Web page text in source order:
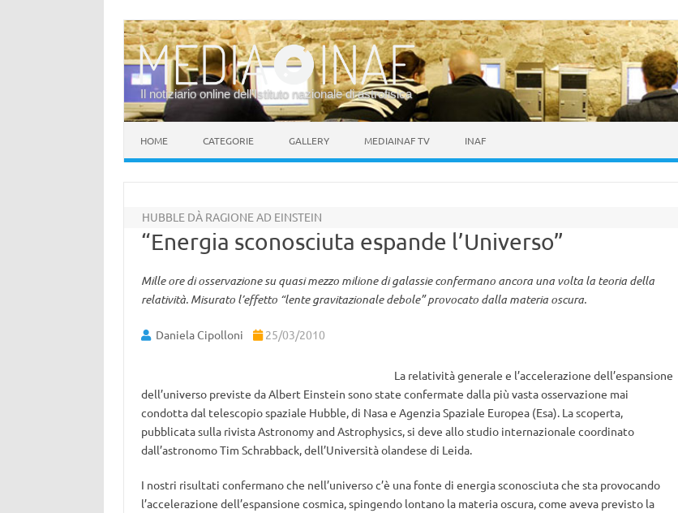
Il notiziario online dell’Istituto nazionale di astrofisica
HOME CATEGORIE GALLERY MEDIAINAF TV INAF
HUBBLE DÀ RAGIONE AD EINSTEIN
“Energia sconosciuta espande l’Universo”
Mille ore di osservazione su quasi mezzo milione di galassie confermano ancora una volta la teoria della
relatività. Misurato l’effetto “lente gravitazionale debole” provocato dalla materia oscura.
Daniela Cipolloni 25/03/2010
La relatività generale e l’accelerazione dell’espansione
dell’universo previste da Albert Einstein sono state confermate dalla più vasta osservazione mai
condotta dal telescopio spaziale Hubble, di Nasa e Agenzia Spaziale Europea (Esa). La scoperta,
pubblicata sulla rivista Astronomy and Astrophysics, si deve allo studio internazionale coordinato
dall’astronomo Tim Schrabback, dell’Università olandese di Leida.
I nostri risultati confermano che nell’universo c’è una fonte di energia sconosciuta che sta provocando
l’accelerazione dell’espansione cosmica, spingendo lontano la materia oscura, come aveva previsto la